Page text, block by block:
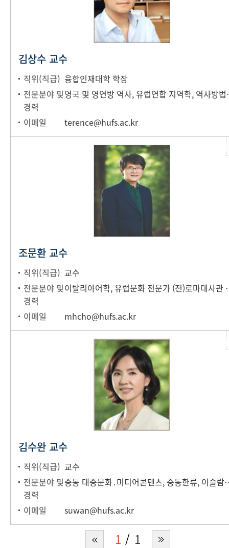
김상수 교수
직위(직급) 융합인재대학 학장
전문분야 및
경력
영국 및 영연방
이메일 terence@hufs.ac.kr
조문환 교수
직위(직급) 교수
전문분야 및
경력
이탈리아어학, 유럽문화
이메일 mhcho@hufs.ac.kr
김수완 교수
직위(직급) 교수
전문분야 및
경력
중동 대중문화․미디어콘텐츠, 중동한류, 이슬
이메일 suwan@hufs.ac.kr
1 1